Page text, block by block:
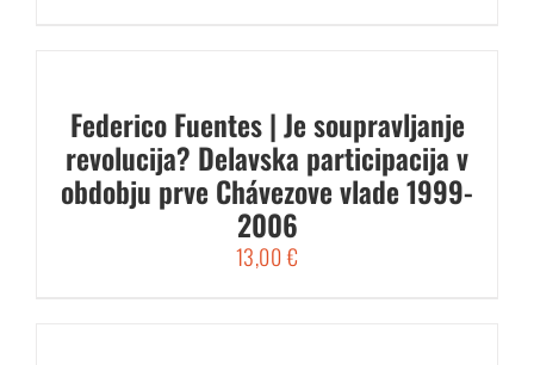
Federico Fuentes | Je soupravljanje
revolucija? Delavska participacija v
obdobju prve Chávezove vlade 1999-
2006
13,00€